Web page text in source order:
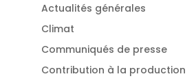
Actualités générales
Climat
Communiqués de presse
Contribution à la production